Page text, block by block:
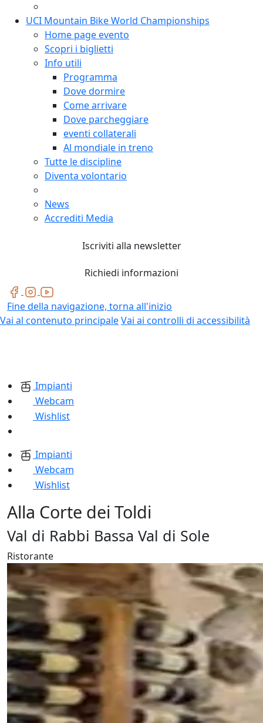
UCI Mountain Bike World Championships
Home page evento
Scopri i biglietti
Info utili
Programma
Dove dormire
Come arrivare
Dove parcheggiare
eventi collaterali
Al mondiale in treno
Tutte le discipline
Diventa volontario
News
Accrediti Media
Iscriviti alla newsletter
Richiedi informazioni
Fine della navigazione, torna all'inizio
Vai al contenuto principaleVai ai controlli di accessibilità
Impianti
Webcam
Wishlist
Impianti
Webcam
Wishlist
Alla Corte dei Toldi
Val di Rabbi Bassa Val di Sole
Ristorante